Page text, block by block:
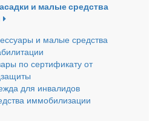
и малые средства
и малые средства
по сертификату от
для инвалидов
иммобилизации